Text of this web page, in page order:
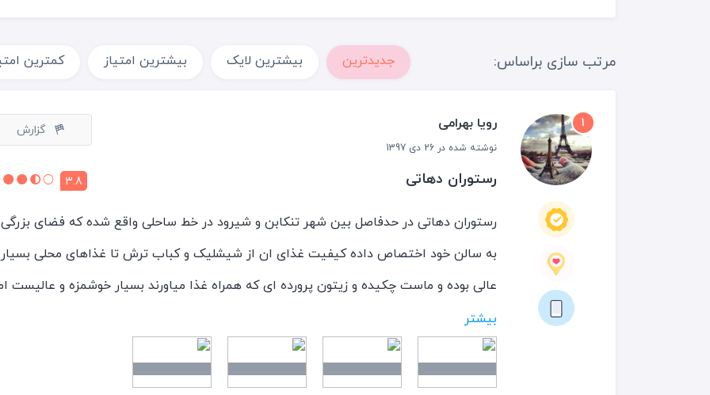
مرتب سازی براساس: جدیدترین بیشترین لایک بیشترین امتیاز کمترین
1 رویا بهرامی
نوشته شده در 26 دی 1397
گزارش
رستوران دهاتی 3.8
رستوران دهاتی در حدفاصل بین شهر تنکابن و شیرود در خط ساحلی واقع شده که فضای بزرگی
به سالن خود اختصاص داده کیفیت غذای ان از شیشلیک و کباب ترش تا غذاهای محلی بسیار
عالی بوده و ماست چکیده و زیتون پرورده ای که همراه غذا میاورند بسیار خوشمزه و عالیست
متاسفانه فضای خود رستوران بسیار ساده و بدون هیچ گونه دیزاین و جذابیتیست و بیشتر
گرفتن مراسم و جشن ها مناسب است
بیشتر